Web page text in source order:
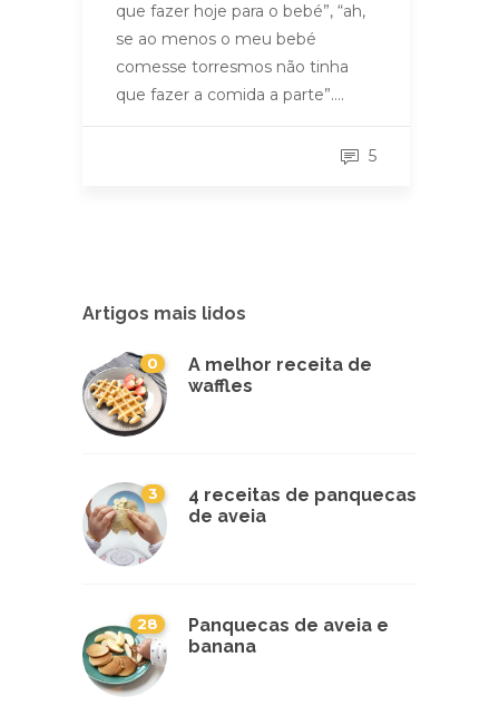
que fazer hoje para o bebé”, “ah,
se ao menos o meu bebé
comesse torresmos não tinha
que fazer a comida a parte”….
5
Artigos mais lidos
0
A melhor receita de
waffles
3
4 receitas de panquecas
de aveia
28
Panquecas de aveia e
banana